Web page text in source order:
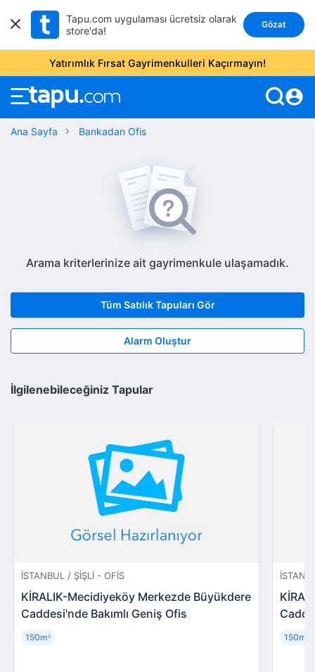
Tapu.com uygulaması ücretsiz olarak
store'da!
Gözat
Yatırımlık Fırsat Gayrimenkulleri Kaçırmayın!
account_circle
Ana Sayfa Bankadan Ofis
Arama kriterlerinize ait gayrimenkule ulaşamadık.
Tüm Satılık Tapuları Gör
Alarm Oluştur
İlgilenebileceğiniz Tapular
İSTANBUL / ŞIŞLI - OFIS
KİRALIK-Mecidiyeköy Merkezde Büyükdere
Caddesi'nde Bakımlı Geniş Ofis
150m² 150m